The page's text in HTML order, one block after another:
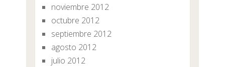
noviembre 2012
octubre 2012
septiembre 2012
agosto 2012
julio 2012